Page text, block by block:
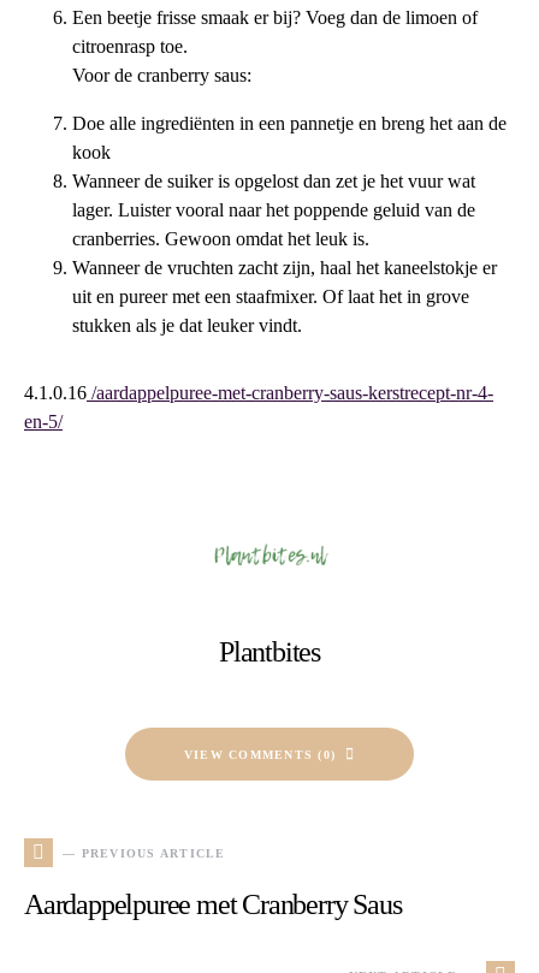
Een beetje frisse smaak er bij? Voeg dan de limoen of
citroenrasp toe.
Voor de cranberry saus:
Doe alle ingrediënten in een pannetje en breng het aan de
kook
Wanneer de suiker is opgelost dan zet je het vuur wat
lager. Luister vooral naar het poppende geluid van de
cranberries. Gewoon omdat het leuk is.
Wanneer de vruchten zacht zijn, haal het kaneelstokje er
uit en pureer met een staafmixer. Of laat het in grove
stukken als je dat leuker vindt.
4.1.0.16 /aardappelpuree-met-cranberry-saus-kerstrecept-nr-4-
en-5/
Plantbites
VIEW COMMENTS (0)
— PREVIOUS ARTICLE
Aardappelpuree met Cranberry Saus